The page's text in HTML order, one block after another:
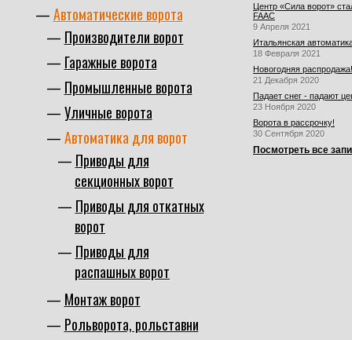
Автоматические ворота
Производители ворот
Гаражные ворота
Промышленные ворота
Уличные ворота
Автоматика для ворот
Приводы для
секционных ворот
Приводы для откатных
ворот
Приводы для
распашных ворот
Монтаж ворот
Рольворота, рольставни
Центр «Сила ворот»
FAAC
9 Апреля 2021
Итальянская
18 Февраля 2021
Новогодняя распродажа!
21 Декабря 2020
Падает снег - падают
23 Ноября 2020
Ворота в рассрочку!
30 Сентября 2020
Посмотреть все